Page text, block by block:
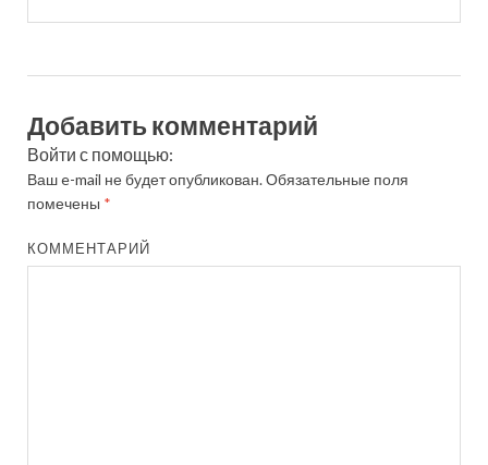
Добавить комментарий
Войти с помощью:
Ваш e-mail не будет опубликован.Обязательные поля
помечены *
КОММЕНТАРИЙ